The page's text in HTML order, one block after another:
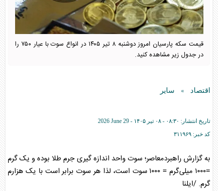
قیمت سکه پارسیان امروز دوشنبه ۸ تیر ۱۴۰۵ در انواع سوت با عیار ۷۵۰ را
در جدول زیر مشاهده کنید.
اقتصاد » سایر
تاریخ انتشار: ۰۸:۳۰ - ۰۸ تير ۱۴۰۵ -
2026 June 29
کد خبر: ۳۱۱۹۶۹
به گزارش راهبردمعاصر؛ سوت واحد اندازه گیری جرم طلا بوده و یک گرم
=۱۰۰۰ میلی‌گرم = ۱۰۰۰ سوت است، لذا هر سوت برابر است با یک هزارم
گرم. /ایلنا